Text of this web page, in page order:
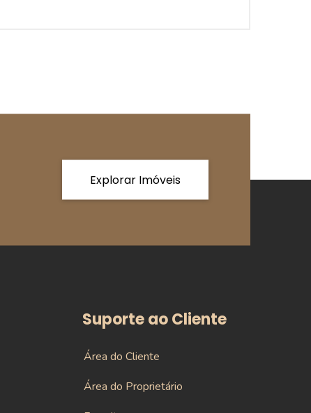
Explorar Imóveis
Suporte ao Cliente
Área do Cliente
Área do Proprietário